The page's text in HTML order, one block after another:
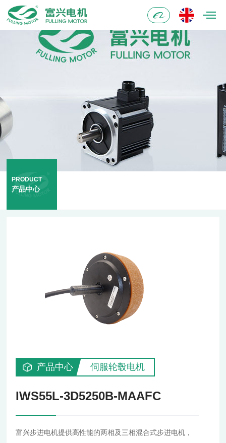
阿
里
巴
PRODUCT
产品中心
产品中心 伺服轮毂电机
IWS55L-3D5250B-MAAFC
富兴步进电机提供高性能的两相及三相混合式步进电机，